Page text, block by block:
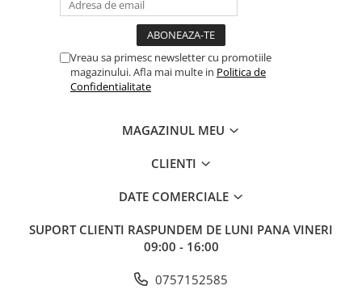
Vreau sa primesc newsletter cu promotiile
magazinului. Afla mai multe in Politica de
Confidentialitate
MAGAZINUL MEU
CLIENTI
DATE COMERCIALE
SUPORT CLIENTI RASPUNDEM DE LUNI PANA VINERI
09:00 - 16:00
0757152585